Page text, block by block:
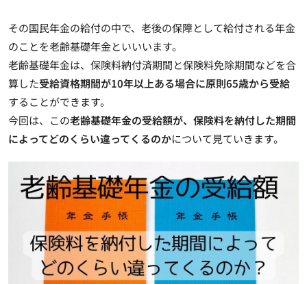
その国民年金の給付の中で、老後の保障として給付される年金
のことを老齢基礎年金といいいます。
老齢基礎年金は、保険料納付済期間と保険料免除期間などを合
算した受給資格期間が10年以上ある場合に原則65歳から受給
することができます。
今回は、この老齢基礎年金の受給額が、保険料を納付した期間
によってどのくらい違ってくるのかについて見ていきます。